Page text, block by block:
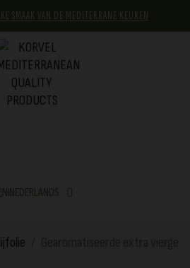
SMAAK VAN DE MEDITERRANE KEUKEN
NEDERLANDS